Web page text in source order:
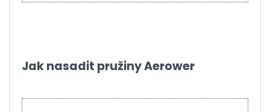
Jak nasadit pružiny Aerower